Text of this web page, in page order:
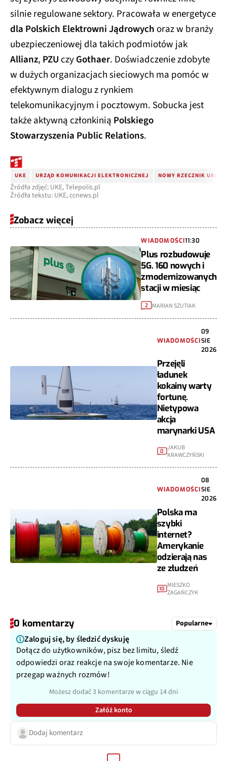
silnie regulowane sektory. Pracowała w energetyce
dla Polskich Elektrowni Jądrowychoraz w branży
ubezpieczeniowej dla takich podmiotów jak
Allianz, PZUczyGothaer. Doświadczenie zdobyte
w dużych organizacjach sieciowych ma pomóc w
efektywnym dialogu z rynkiem
telekomunikacyjnym i pocztowym. Sobucka jest
także aktywną członkinią Polskiego
Stowarzyszenia Public Relations.
UKE URZĄD KOMUNIKACJI ELEKTRONICZNEJ NOWY RZECZNIK UKE
Źródła zdjęć: UKE, Telepolis.pl
Źródła tekstu: UKE, ccnews.pl
Zobacz więcej
WIADOMOŚCI11:30
Plus rozbudowuje
5G. 160 nowych i
zmodernizowanych
stacji w miesiąc
2 MARIAN SZUTIAK
WIADOMOŚCI
09
SIE
2026
Przejęli
ładunek
kokainy warty
fortunę.
Nietypowa
akcja
marynarki USA
0 JAKUB
KRAWCZYŃSKI
WIADOMOŚCI
08
SIE
2026
Polska ma
szybki
internet?
Amerykanie
odzierają nas
ze złudzeń
10 MIESZKO
ZAGAŃCZYK
0 komentarzy Popularne
Zaloguj się, by śledzić dyskuję
Dołącz do użytkowników, pisz bez limitu, śledź
odpowiedzi oraz reakcje na swoje komentarze. Nie
przegap ważnych rozmów!
Możesz dodać 3 komentarze w ciągu 14 dni
Załóż konto
Dodaj komentarz